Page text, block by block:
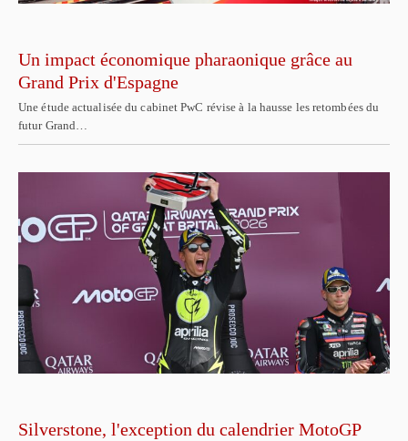
Un impact économique pharaonique grâce au
Grand Prix d'Espagne
Une étude actualisée du cabinet PwC révise à la hausse les retombées du
futur Grand…
Silverstone, l'exception du calendrier MotoGP